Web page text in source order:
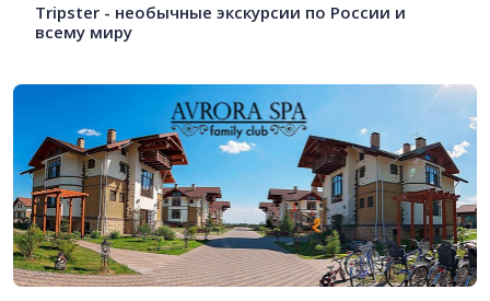
Tripster - необычные экскурсии по России и
всему миру